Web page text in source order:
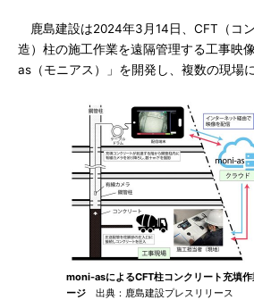
鹿島建設は2024年3月14日、CFT（コ
造）柱の施工作業を遠隔管理する工事映
as（モニアス）」を開発し、複数の現場
moni-asによるCFT柱コンクリート充填作
ージ 出典：鹿島建設プレスリリース